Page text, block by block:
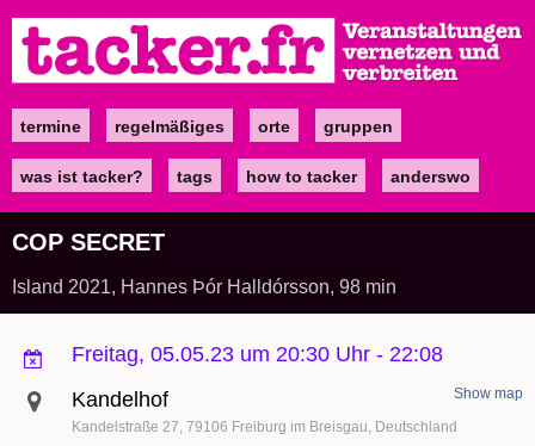
zum
Inhalt
Maintermine regelmäßiges orte gruppen
was ist tacker? tags how to tacker anderswo
COP SECRET
Island 2021, Hannes Þór Halldórsson, 98 min
Freitag, 05.05.23 um 20:30 Uhr - 22:08
Kandelhof
Kandelstraße 27 79106 Freiburg im Breisgau Deutschland
Show map